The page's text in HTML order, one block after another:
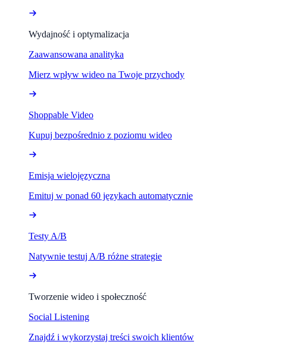
Wydajność i optymalizacja
Zaawansowana analityka
Mierz wpływ wideo na Twoje przychody
Shoppable Video
Kupuj bezpośrednio z poziomu wideo
Emisja wielojęzyczna
Emituj w ponad 60 językach automatycznie
Testy A/B
Natywnie testuj A/B różne strategie
Tworzenie wideo i społeczność
Social Listening
Znajdź i wykorzystaj treści swoich klientów